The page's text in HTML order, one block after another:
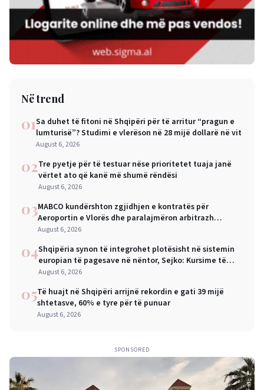
Në trend
01Sa duhet të fitoni në Shqipëri për të arritur “pragun e
lumturisë”? Studimi e vlerëson në 28 mijë dollarë në vit
August 6, 2026
02Tre pyetje për të testuar nëse prioritetet tuaja janë
vërtet ato që kanë më shumë rëndësi
August 6, 2026
03MABCO kundërshton zgjidhjen e kontratës për
Aeroportin e Vlorës dhe paralajmëron arbitrazh
ndërkombëtar
August 6, 2026
04Shqipëria synon të integrohet plotësisht në sistemin
europian të pagesave në nëntor, Sejko: Kursime të
mëdha për qytetarët dhe bizneset
August 6, 2026
05Të huajt në Shqipëri arrijnë rekordin e gati 39 mijë
shtetasve, 60% e tyre për të punuar
August 6, 2026
SPONSORED